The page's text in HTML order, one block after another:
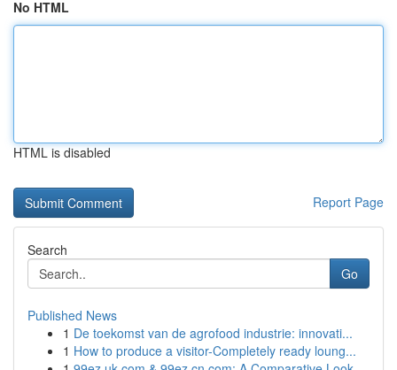
No HTML
HTML is disabled
Report Page
Search
Go
Published News
1 De toekomst van de agrofood industrie: innovati...
1 How to produce a visitor-Completely ready loung...